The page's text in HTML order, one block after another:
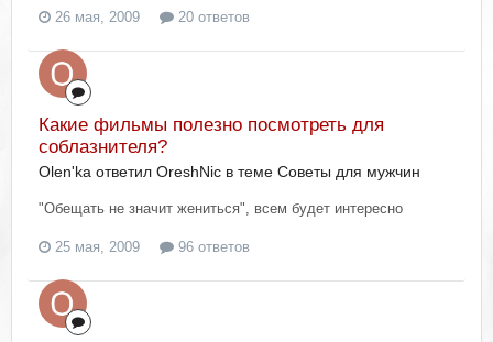
26 мая, 2009 20 ответов
Какие фильмы полезно посмотреть для
соблазнителя?
Olen'ka ответил OreshNic в теме Советы для мужчин
"Обещать не значит жениться", всем будет интересно
25 мая, 2009 96 ответов